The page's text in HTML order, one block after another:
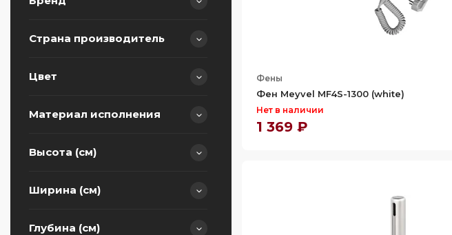
BORK
Страна производитель
Цвет
Материал исполнения
Анодированный
Пластик
Высота (см)
Ширина (см)
Глубина (см)
Фены
Фен Meyvel MF4S-1300 (white)
Нет в наличии
1 369 ₽